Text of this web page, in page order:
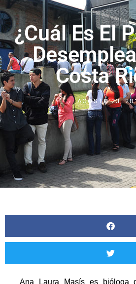
¿Cuál Es El
Costa
AGOSTO 23,
Ana Laura Masís es bióloga